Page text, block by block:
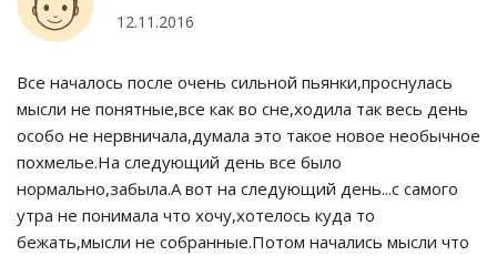
12.11.2016
Все началось после очень сильной пьянки,проснулась
мысли не понятные,все как во сне,ходила так весь день
особо не нервничала,думала это такое новое необычное
похмелье.На следующий день все было
нормально,забыла.А вот на следующий день...с самого
утра не понимала что хочу,хотелось куда то
бежать,мысли не собранные.Потом начались мысли что